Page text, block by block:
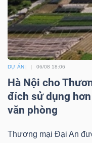
DỰ ÁN 06/08 18:06
Hà Nội cho
đích sử dụng
văn phòng
Thương mại Đại An
Dịch
vụ
(-)
tạo